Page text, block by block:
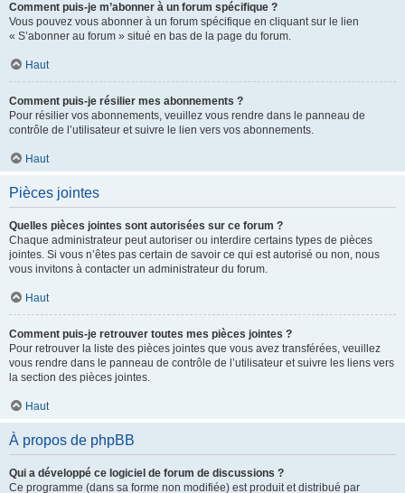
Comment puis-je m’abonner à un forum spécifique ?
Vous pouvez vous abonner à un forum spécifique en cliquant sur le lien
« S’abonner au forum » situé en bas de la page du forum.
Haut
Comment puis-je résilier mes abonnements ?
Pour résilier vos abonnements, veuillez vous rendre dans le panneau de
contrôle de l’utilisateur et suivre le lien vers vos abonnements.
Haut
Pièces jointes
Quelles pièces jointes sont autorisées sur ce forum ?
Chaque administrateur peut autoriser ou interdire certains types de pièces
jointes. Si vous n’êtes pas certain de savoir ce qui est autorisé ou non, nous
vous invitons à contacter un administrateur du forum.
Haut
Comment puis-je retrouver toutes mes pièces jointes ?
Pour retrouver la liste des pièces jointes que vous avez transférées, veuillez
vous rendre dans le panneau de contrôle de l’utilisateur et suivre les liens vers
la section des pièces jointes.
Haut
À propos de phpBB
Qui a développé ce logiciel de forum de discussions ?
Ce programme (dans sa forme non modifiée) est produit et distribué par